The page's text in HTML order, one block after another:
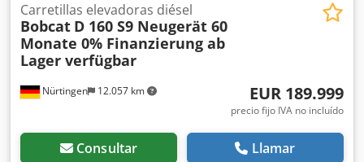
Nürtingen 12.057 km
Carretillas elevadoras diésel
Bobcat D 160 S9 Neugerät 60
Monate 0% Finanzierung ab
Lager verfügbar
EUR 189.999
precio fijo IVA no incluído
Consultar Llamar